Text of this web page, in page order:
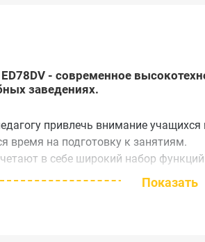
- современное
заведениях.
привлечь внимание
время на подготовку к занятиям.
в себе широкий набор
Показать